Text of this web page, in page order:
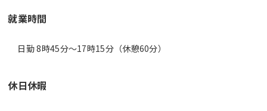
就業時間
日勤 8時45分〜17時15分（休憩60分）
休日休暇